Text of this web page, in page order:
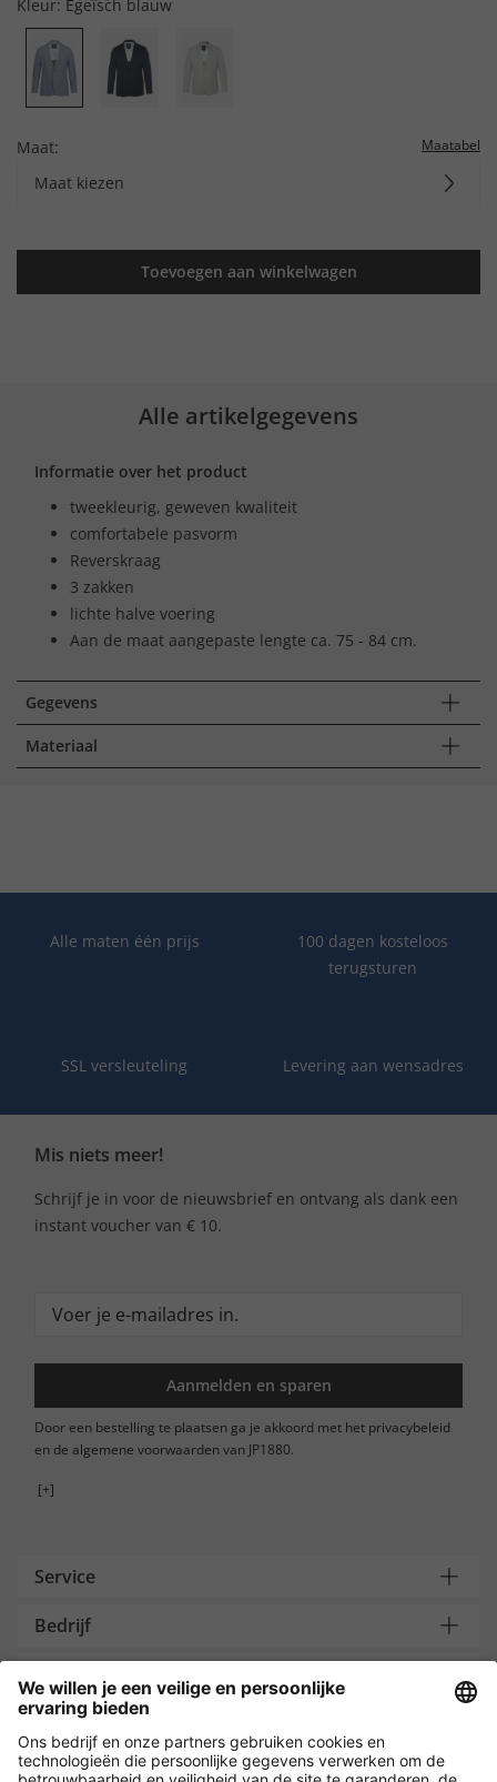
Kleur: Egeïsch blauw
Maat: Maatabel
Maat kiezen
Toevoegen aan winkelwagen
Alle artikelgegevens
Informatie over het product
tweekleurig, geweven kwaliteit
comfortabele pasvorm
Reverskraag
3 zakken
lichte halve voering
Aan de maat aangepaste lengte ca. 75 - 84 cm.
Gegevens
Materiaal
Alle maten één prijs
100 dagen kosteloos
terugsturen
SSL versleuteling Levering aan wensadres
Mis niets meer!
Schrijf je in voor de nieuwsbrief en ontvang als dank een
instant voucher van € 10.
Aanmelden en sparen
Door een bestelling te plaatsen ga je akkoord met het privacybeleid
en de algemene voorwaarden van JP1880.
[+]
Service
Bedrijf
Payment and Delivery